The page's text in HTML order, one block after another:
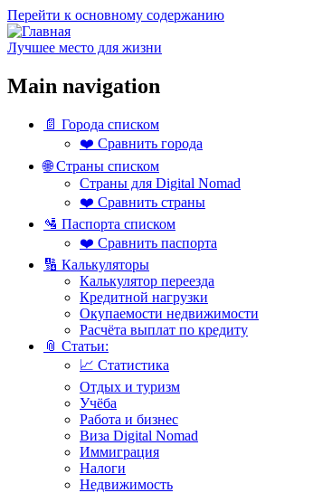
Перейти к основному содержанию
Лучшее место для жизни
Main navigation
📄 Города списком
❤️ Сравнить города
🌐 Страны списком
Страны для Digital Nomad
❤️ Сравнить страны
🛂 Паспорта списком
❤️ Сравнить паспорта
🔢 Калькуляторы
Калькулятор переезда
Кредитной нагрузки
Окупаемости недвижимости
Расчёта выплат по кредиту
📎 Статьи:
📈 Статистика
Отдых и туризм
Учёба
Работа и бизнес
Виза Digital Nomad
Иммиграция
Налоги
Недвижимость